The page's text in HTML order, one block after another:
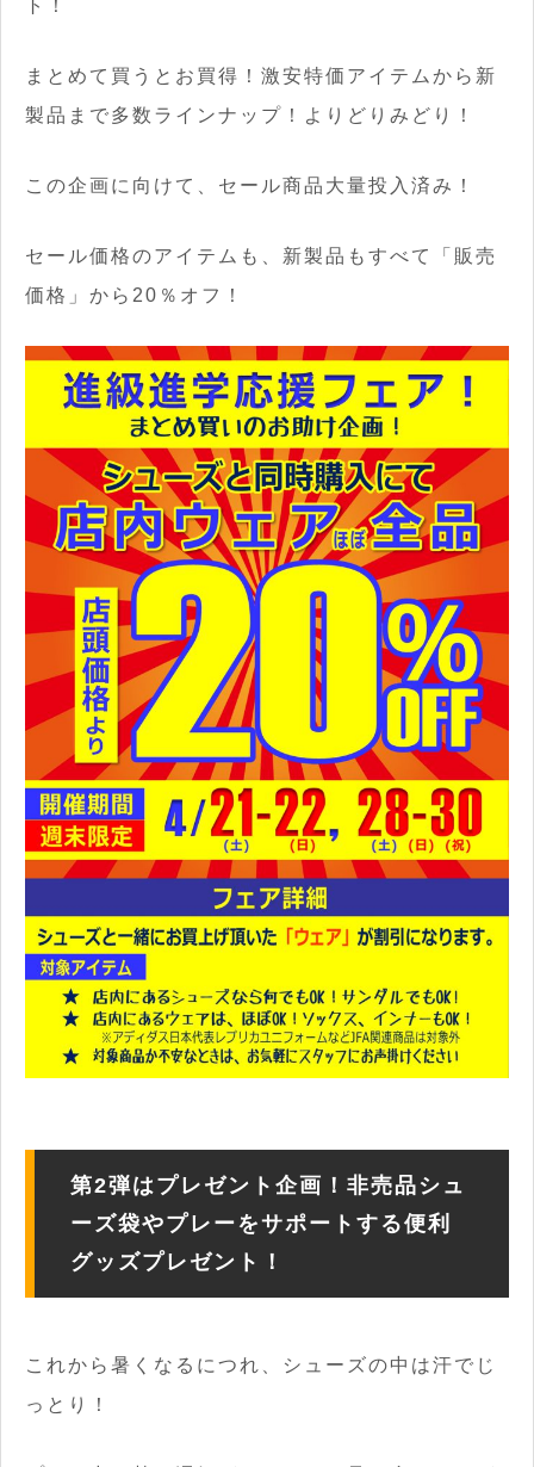
ト！
まとめて買うとお買得！激安特価アイテムから新
製品まで多数ラインナップ！よりどりみどり！
この企画に向けて、セール商品大量投入済み！
セール価格のアイテムも、新製品もすべて「販売
価格」から20％オフ！
第2弾はプレゼント企画！非売品シュ
ーズ袋やプレーをサポートする便利
グッズプレゼント！
これから暑くなるにつれ、シューズの中は汗でじ
っとり！